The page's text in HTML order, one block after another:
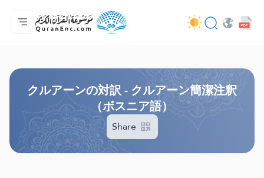
ホーム
対訳の目次
Audio
開発者向け提供サービス - API
事業内容
お問い合わせ
言語
クルアーンの対訳 - クルアーン簡潔注釈
（ボスニア語）
Share